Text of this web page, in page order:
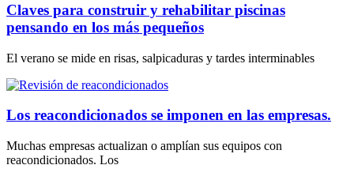
Claves para construir y rehabilitar piscinas
pensando en los más pequeños
El verano se mide en risas, salpicaduras y tardes interminables
Los reacondicionados se imponen en las empresas.
Muchas empresas actualizan o amplían sus equipos con
reacondicionados. Los